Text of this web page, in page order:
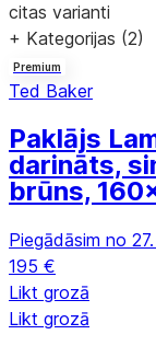
citas varianti
+ Kategorijas (2)
Premium
Ted Baker
Paklājs
darināts,
brūns,
Piegādāsim no
195 €
Likt grozā
Likt grozā